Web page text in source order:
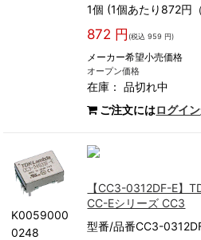
1個 (1個あたり872円
872 円 (税込 959 円)
メーカー希望小売価格
オープン価格
在庫：品切れ中
ご注文にはログイン
K0059000
0248
【CC3-0312DF-E】
CC-Eシリーズ CC3
型番/品番CC3-